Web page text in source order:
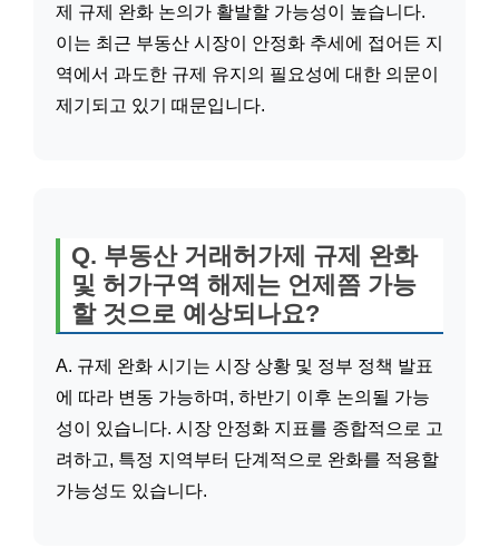
제 규제 완화 논의가 활발할 가능성이 높습니다.
이는 최근 부동산 시장이 안정화 추세에 접어든 지
역에서 과도한 규제 유지의 필요성에 대한 의문이
제기되고 있기 때문입니다.
Q. 부동산 거래허가제 규제 완화
및 허가구역 해제는 언제쯤 가능
할 것으로 예상되나요?
A. 규제 완화 시기는 시장 상황 및 정부 정책 발표
에 따라 변동 가능하며, 하반기 이후 논의될 가능
성이 있습니다. 시장 안정화 지표를 종합적으로 고
려하고, 특정 지역부터 단계적으로 완화를 적용할
가능성도 있습니다.